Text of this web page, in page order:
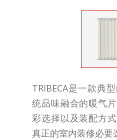
TRIBECA是一款典
统品味融合的暖气
彩选择以及装配方
真正的室内装修必要